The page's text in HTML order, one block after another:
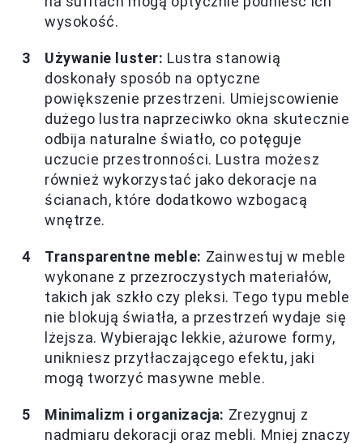
wysokość.
Używanie luster: Lustra stanowią
doskonały sposób na optyczne
powiększenie przestrzeni. Umiejscowienie
dużego lustra naprzeciwko okna skutecznie
odbija naturalne światło, co potęguje
uczucie przestronności. Lustra możesz
również wykorzystać jako dekoracje na
ścianach, które dodatkowo wzbogacą
wnętrze.
Transparentne meble: Zainwestuj w meble
wykonane z przezroczystych materiałów,
takich jak szkło czy pleksi. Tego typu meble
nie blokują światła, a przestrzeń wydaje się
lżejsza. Wybierając lekkie, ażurowe formy,
unikniesz przytłaczającego efektu, jaki
mogą tworzyć masywne meble.
Minimalizm i organizacja: Zrezygnuj z
nadmiaru dekoracji oraz mebli. Mniej znaczy